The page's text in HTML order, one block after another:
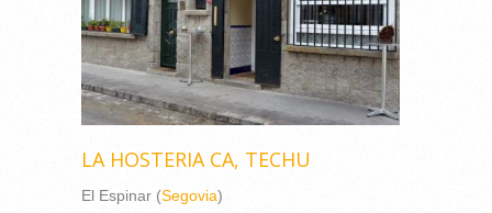
LA HOSTERIA CA, TECHU
El Espinar (Segovia)